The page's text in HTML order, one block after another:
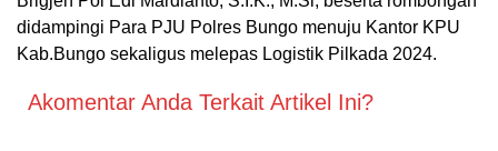
didampingi Para PJU Polres Bungo menuju Kantor KPU
Kab.Bungo sekaligus melepas Logistik Pilkada 2024.
Akomentar Anda Terkait Artikel Ini?